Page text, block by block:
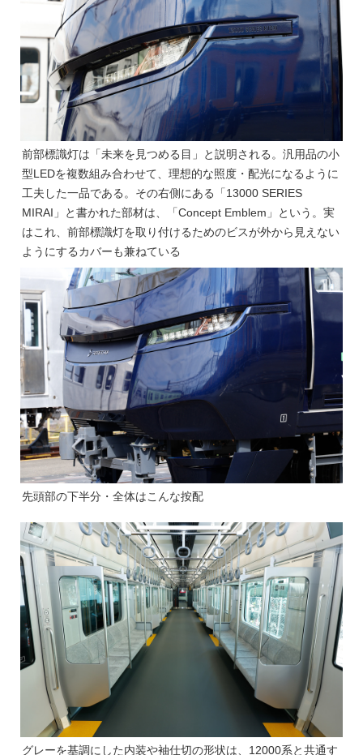
前部標識灯は「未来を見つめる目」と説明される。汎用品の小
型LEDを複数組み合わせて、理想的な照度・配光になるように
工夫した一品である。その右側にある「13000 SERIES
MIRAI」と書かれた部材は、「Concept Emblem」という。実
はこれ、前部標識灯を取り付けるためのビスが外から見えない
ようにするカバーも兼ねている
先頭部の下半分・全体はこんな按配
グレーを基調にした内装や袖仕切の形状は、12000系と共通す